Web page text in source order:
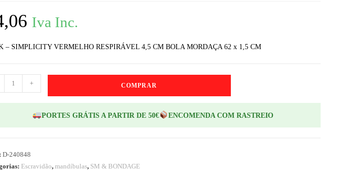
Iva Inc.
– SIMPLICITY VERMELHO RESPIRÁVEL 4,5 CM BOLA MORDAÇA 62 x 1,5 CM
+ COMPRAR
PORTES GRÁTIS A PARTIR DE 50€ ENCOMENDA COM RASTREIO
D-240848
Escravidão, mandíbulas, SM & BONDAGE